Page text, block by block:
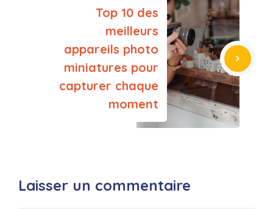
Top 10 des
meilleurs
appareils photo
miniatures pour
capturer chaque
moment
Laisser un commentaire